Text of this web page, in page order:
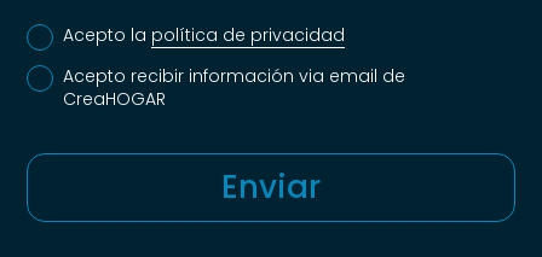
Acepto la política de privacidad
Acepto recibir información via email de
CreaHOGAR